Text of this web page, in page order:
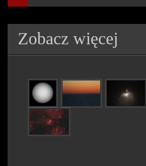
Zobacz więcej